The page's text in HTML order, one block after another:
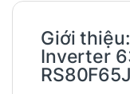
Giới thiệu:
Inverter